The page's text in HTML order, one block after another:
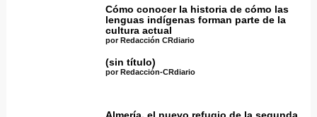
Cómo conocer la historia de cómo las
lenguas indígenas forman parte de la
cultura actual
por Redacción CRdiario
(sin título)
por Redacción-CRdiario